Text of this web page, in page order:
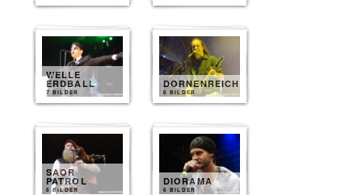
WELLE
ERDBALL
7 BILDER
DORNENREICH
6 BILDER
SAOR
PATROL
6 BILDER
DIORAMA
6 BILDER